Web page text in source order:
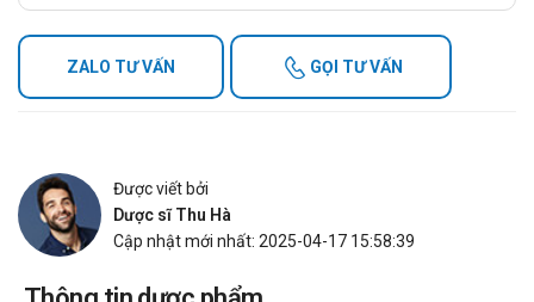
ZALO TƯ VẤN GỌI TƯ VẤN
Được viết bởi
Dược sĩ Thu Hà
Cập nhật mới nhất: 2025-04-17 15:58:39